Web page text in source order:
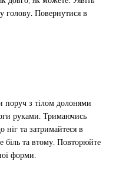
голову. Повернутися в
поруч з тілом долонями
руками. Тримаючись
ніг та затримайтеся в
біль та втому. Повторюйте
форми.